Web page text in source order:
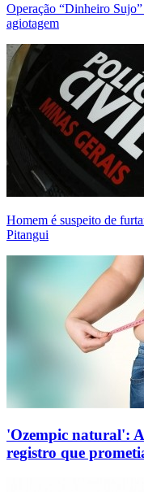
Operação “Dinheiro
agiotagem
Homem é suspeito de
Pitangui
'Ozempic natural':
registro que